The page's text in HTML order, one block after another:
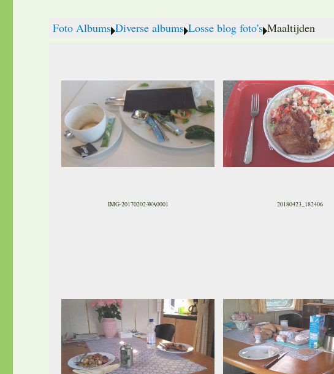
Foto Albums Diverse albums Losse blog foto's Maaltijden
IMG-20170202-WA0001 20180423_182406